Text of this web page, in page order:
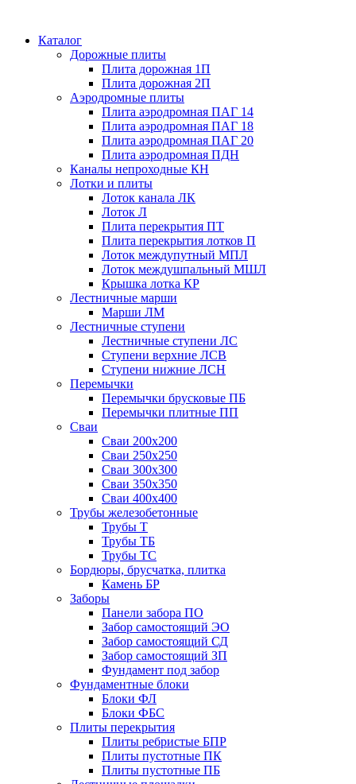
Каталог
Дорожные плиты
Плита дорожная 1П
Плита дорожная 2П
Аэродромные плиты
Плита аэродромная ПАГ 14
Плита аэродромная ПАГ 18
Плита аэродромная ПАГ 20
Плита аэродромная ПДН
Каналы непроходные КН
Лотки и плиты
Лоток канала ЛК
Лоток Л
Плита перекрытия ПТ
Плита перекрытия лотков П
Лоток междупутный МПЛ
Лоток междушпальный МШЛ
Крышка лотка КР
Лестничные марши
Марши ЛМ
Лестничные ступени
Лестничные ступени ЛС
Ступени верхние ЛСВ
Ступени нижние ЛСН
Перемычки
Перемычки брусковые ПБ
Перемычки плитные ПП
Сваи
Сваи 200х200
Сваи 250х250
Сваи 300х300
Сваи 350х350
Сваи 400х400
Трубы железобетонные
Трубы Т
Трубы ТБ
Трубы ТС
Бордюры, брусчатка, плитка
Камень БР
Заборы
Панели забора ПО
Забор самостоящий ЭО
Забор самостоящий СД
Забор самостоящий ЗП
Фyндамент под забор
Фундаментные блоки
Блоки ФЛ
Блоки ФБС
Плиты перекрытия
Плиты ребристые БПР
Плиты пустотные ПК
Плиты пустотные ПБ